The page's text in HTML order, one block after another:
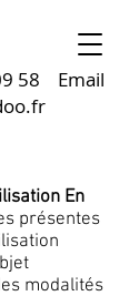
58 Email
En
présentes
modalités